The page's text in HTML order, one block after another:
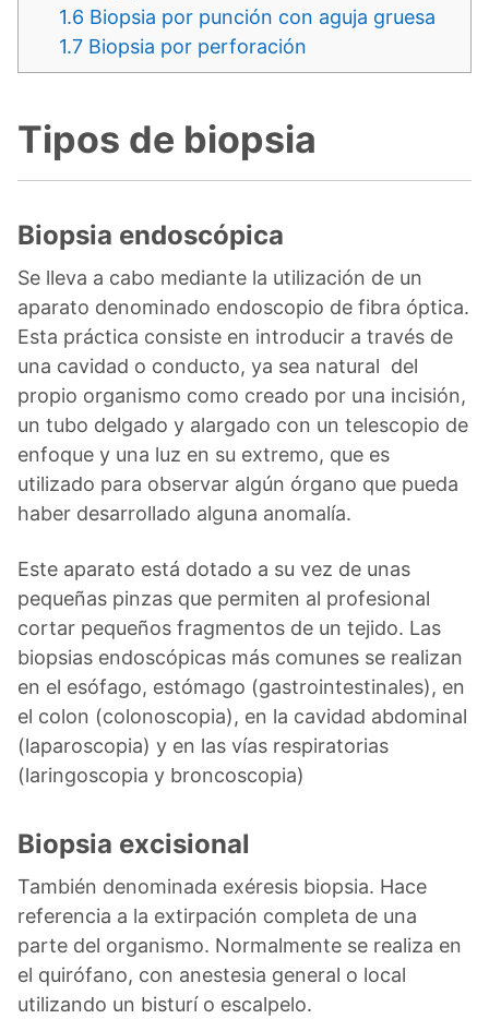
1.6 Biopsia por punción con aguja gruesa
1.7 Biopsia por perforación
Tipos de biopsia
Biopsia endoscópica
Se lleva a cabo mediante la utilización de un
aparato denominado endoscopio de fibra óptica.
Esta práctica consiste en introducir a través de
una cavidad o conducto, ya sea natural del
propio organismo como creado por una incisión,
un tubo delgado y alargado con un telescopio de
enfoque y una luz en su extremo, que es
utilizado para observar algún órgano que pueda
haber desarrollado alguna anomalía.
Este aparato está dotado a su vez de unas
pequeñas pinzas que permiten al profesional
cortar pequeños fragmentos de un tejido. Las
biopsias endoscópicas más comunes se realizan
en el esófago, estómago (gastrointestinales), en
el colon (colonoscopia), en la cavidad abdominal
(laparoscopia) y en las vías respiratorias
(laringoscopia y broncoscopia)
Biopsia excisional
También denominada exéresis biopsia. Hace
referencia a la extirpación completa de una
parte del organismo. Normalmente se realiza en
el quirófano, con anestesia general o local
utilizando un bisturí o escalpelo.